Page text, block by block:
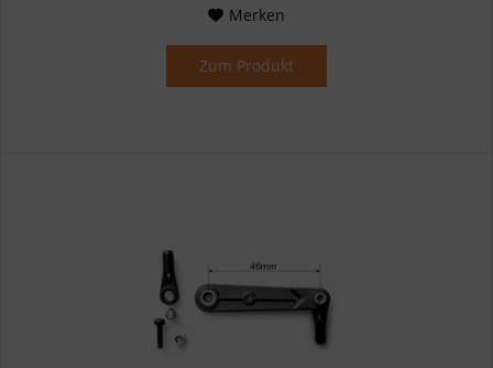
Merken
Zum Produkt